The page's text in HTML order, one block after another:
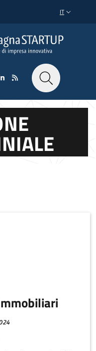
SELETTORE
IT